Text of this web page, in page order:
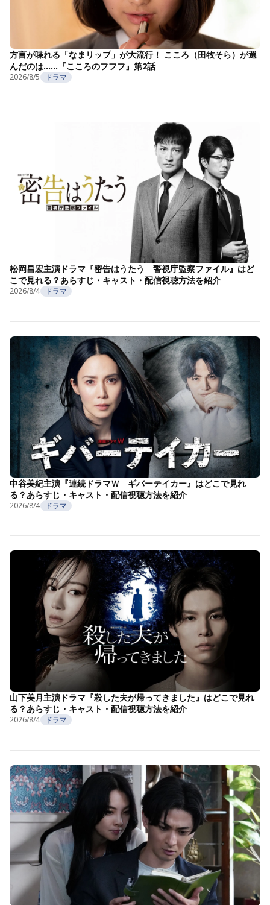
方言が喋れる「なまリップ」が大流行！ こころ（田牧そら）が選
んだのは……『こころのフフフ』第2話
2026/8/5 ドラマ
松岡昌宏主演ドラマ『密告はうたう 警視庁監察ファイル』はど
こで見れる？あらすじ・キャスト・配信視聴方法を紹介
2026/8/4 ドラマ
中谷美紀主演『連続ドラマＷ ギバーテイカー』はどこで見れ
る？あらすじ・キャスト・配信視聴方法を紹介
2026/8/4 ドラマ
山下美月主演ドラマ『殺した夫が帰ってきました』はどこで見れ
る？あらすじ・キャスト・配信視聴方法を紹介
2026/8/4 ドラマ